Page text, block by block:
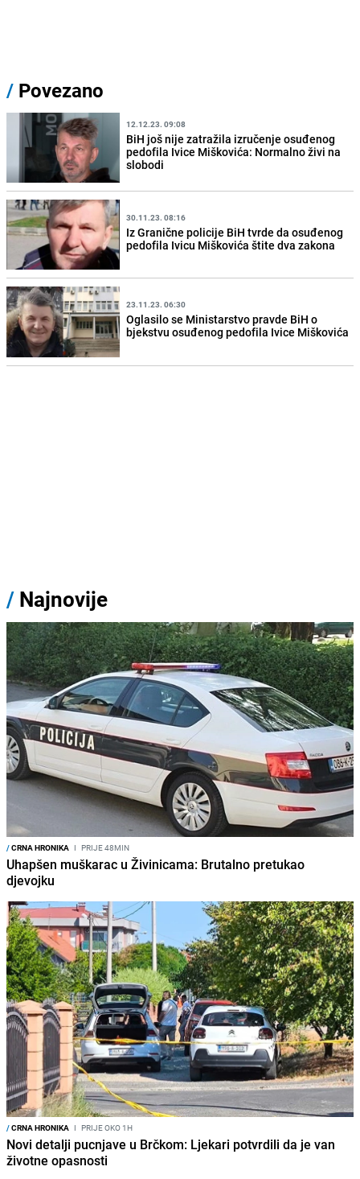
/ Povezano
12.12.23. 09:08
BiH još nije zatražila izručenje osuđenog
pedofila Ivice Miškovića: Normalno živi na
slobodi
30.11.23. 08:16
Iz Granične policije BiH tvrde da osuđenog
pedofila Ivicu Miškovića štite dva zakona
23.11.23. 06:30
Oglasilo se Ministarstvo pravde BiH o
bjekstvu osuđenog pedofila Ivice Miškovića
/ Najnovije
/CRNA HRONIKA I PRIJE 48MIN
Uhapšen muškarac u Živinicama: Brutalno pretukao
djevojku
/CRNA HRONIKA I PRIJE OKO 1H
Novi detalji pucnjave u Brčkom: Ljekari potvrdili da je van
životne opasnosti